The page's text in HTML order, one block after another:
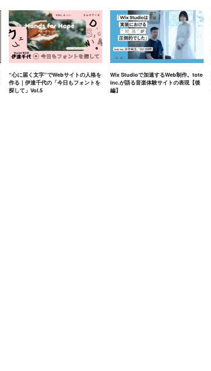
“心に届く文字”でWebサイトの人格を
作る｜伊達千代の「今日もフォントを
探して」Vol.5
Wix Studioで加速するWeb制作。tote
inc.が語る音楽体験サイトの表現【後
編】